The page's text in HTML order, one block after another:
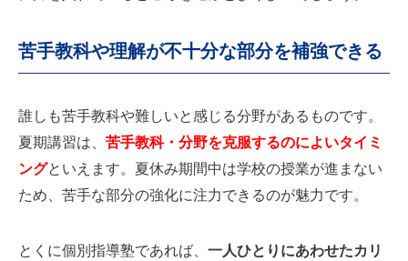
苦手教科や理解が不十分な部分を補強できる
誰しも苦手教科や難しいと感じる分野があるものです。
夏期講習は、 苦手教科・分野を克服するのによいタイミ
ングといえます。夏休み期間中は学校の授業が進まない
ため、苦手な部分の強化に注力できるのが魅力です。
とくに個別指導塾であれば、 一人ひとりにあわせたカリ